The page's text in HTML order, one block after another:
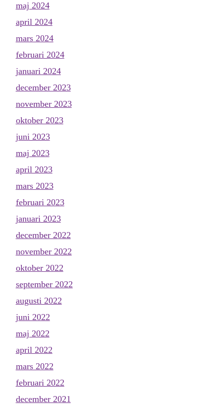
maj 2024
april 2024
mars 2024
februari 2024
januari 2024
december 2023
november 2023
oktober 2023
juni 2023
maj 2023
april 2023
mars 2023
februari 2023
januari 2023
december 2022
november 2022
oktober 2022
september 2022
augusti 2022
juni 2022
maj 2022
april 2022
mars 2022
februari 2022
december 2021